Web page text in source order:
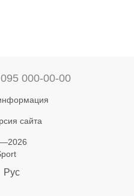
095 000-00-00
сайта
Рус